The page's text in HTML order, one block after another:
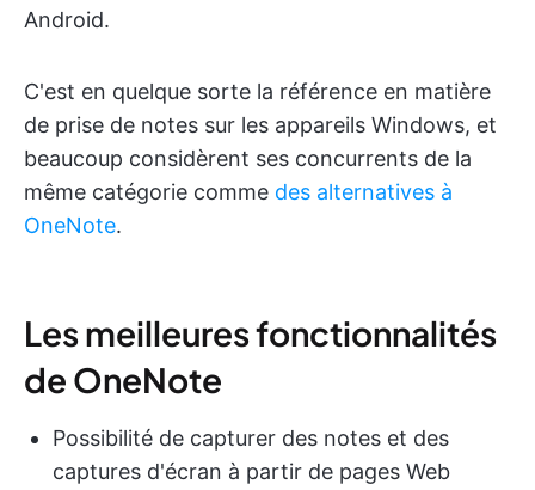
Android.
C'est en quelque sorte la référence en matière
de prise de notes sur les appareils Windows, et
beaucoup considèrent ses concurrents de la
même catégorie comme des alternatives à
OneNote.
Les meilleures fonctionnalités
de OneNote
Possibilité de capturer des notes et des
captures d'écran à partir de pages Web